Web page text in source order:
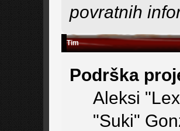
povratnih
Tim
Podrška
Aleksi
"Suki"